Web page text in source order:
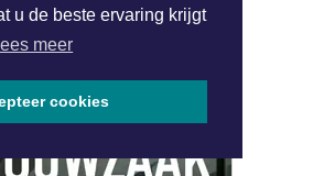
u de beste ervaring krijgt
meer
cookies